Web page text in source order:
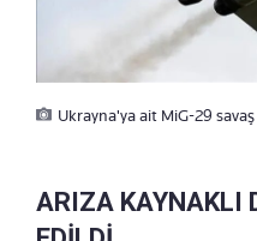
Ukrayna'ya ait MiG-29 savaş
ARIZA KAYNAKLI